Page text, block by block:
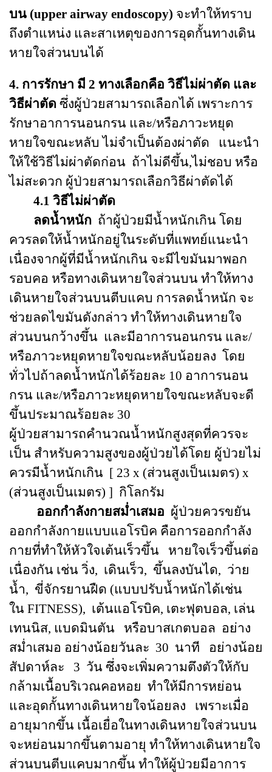
บน (upper airway endoscopy) จะทำให้ทราบ
ถึงตำแหน่ง และสาเหตุของการอุดกั้นทางเดิน
หายใจส่วนบนได้
4. การรักษา มี 2 ทางเลือกคือ วิธีไม่ผ่าตัด และ
วิธีผ่าตัด ซึ่งผู้ป่วยสามารถเลือกได้ เพราะการ
รักษาอาการนอนกรน และ/หรือภาวะหยุด
หายใจขณะหลับ ไม่จำเป็นต้องผ่าตัด แนะนำ
ให้ใช้วิธีไม่ผ่าตัดก่อน ถ้าไม่ดีขึ้น,ไม่ชอบ หรือ
ไม่สะดวก ผู้ป่วยสามารถเลือกวิธีผ่าตัดได้
4.1 วิธีไม่ผ่าตัด
ลดน้ำหนัก ถ้าผู้ป่วยมีน้ำหนักเกิน โดย
ควรลดให้น้ำหนักอยู่ในระดับที่แพทย์แนะนำ
เนื่องจากผู้ที่มีน้ำหนักเกิน จะมีไขมันมาพอก
รอบคอ หรือทางเดินหายใจส่วนบน ทำให้ทาง
เดินหายใจส่วนบนตีบแคบ การลดน้ำหนัก จะ
ช่วยลดไขมันดังกล่าว ทำให้ทางเดินหายใจ
ส่วนบนกว้างขึ้น และมีอาการนอนกรน และ/
หรือภาวะหยุดหายใจขณะหลับน้อยลง โดย
ทั่วไปถ้าลดน้ำหนักได้ร้อยละ 10 อาการนอน
กรน และ/หรือภาวะหยุดหายใจขณะหลับจะดี
ขึ้นประมาณร้อยละ 30
ผู้ป่วยสามารถคำนวณน้ำหนักสูงสุดที่ควรจะ
เป็น สำหรับความสูงของผู้ป่วยได้โดย ผู้ป่วยไม่
ควรมีน้ำหนักเกิน [ 23 x (ส่วนสูงเป็นเมตร) x
(ส่วนสูงเป็นเมตร) ] กิโลกรัม
ออกกำลังกายสม่ำเสมอ ผู้ป่วยควรขยัน
ออกกำลังกายแบบแอโรบิค คือการออกกำลัง
กายที่ทำให้หัวใจเต้นเร็วขึ้น หายใจเร็วขึ้นต่อ
เนื่องกัน เช่น วิ่ง, เดินเร็ว, ขึ้นลงบันได, ว่าย
น้ำ, ขี่จักรยานฝืด (แบบปรับน้ำหนักได้เช่น
ใน FITNESS), เต้นแอโรบิค, เตะฟุตบอล, เล่น
เทนนิส, แบดมินตัน หรือบาสเกตบอล อย่าง
สม่ำเสมอ อย่างน้อยวันละ 30 นาที อย่างน้อย
สัปดาห์ละ 3 วัน ซึ่งจะเพิ่มความตึงตัวให้กับ
กล้ามเนื้อบริเวณคอหอย ทำให้มีการหย่อน
และอุดกั้นทางเดินหายใจน้อยลง เพราะเมื่อ
อายุมากขึ้น เนื้อเยื่อในทางเดินหายใจส่วนบน
จะหย่อนมากขึ้นตามอายุ ทำให้ทางเดินหายใจ
ส่วนบนตีบแคบมากขึ้น ทำให้ผู้ป่วยมีอาการ